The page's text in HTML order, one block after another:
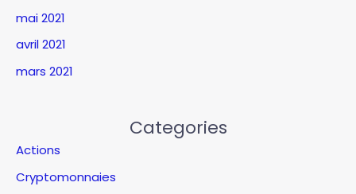
mai 2021
avril 2021
mars 2021
Categories
Actions
Cryptomonnaies